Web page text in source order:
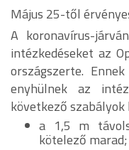
Május 25-től
A koronavírus-
intézkedéseket az
országszerte.
enyhülnek az
következő
a 1,5 m
kötelező marad;